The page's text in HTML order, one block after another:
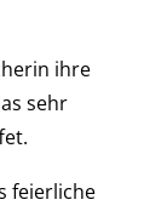
ihre
sehr
feierliche